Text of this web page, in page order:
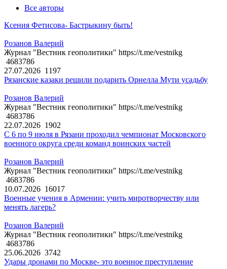
Все авторы
Ксения Фетисова- Бастрыкину быть!
Розанов Валерий
Журнал "Вестник геополитики" https://t.me/vestnikg
4683786
27.07.2026 1197
Рязанские казаки решили подарить Орнелла Мути усадьбу
Розанов Валерий
Журнал "Вестник геополитики" https://t.me/vestnikg
4683786
22.07.2026 1902
С 6 по 9 июля в Рязани проходил чемпионат Московского
военного округа среди команд воинских частей
Розанов Валерий
Журнал "Вестник геополитики" https://t.me/vestnikg
4683786
10.07.2026 16017
Военные учения в Армении: учить миротворчеству или
менять лагерь?
Розанов Валерий
Журнал "Вестник геополитики" https://t.me/vestnikg
4683786
25.06.2026 3742
Удары дронами по Москве- это военное преступление